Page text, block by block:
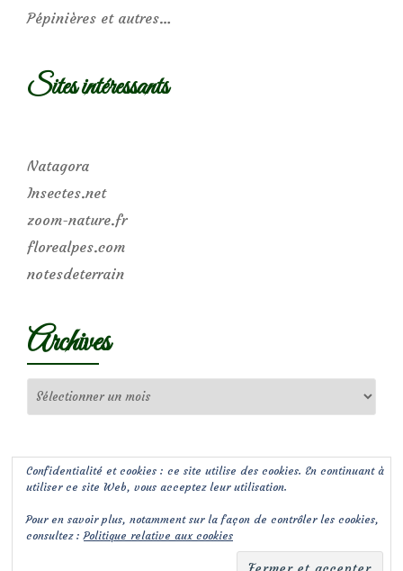
Pépinières et autres…
Sites intéressants
Natagora
Insectes.net
zoom-nature.fr
florealpes.com
notesdeterrain
Archives
Confidentialité et cookies : ce site utilise des cookies. En continuant à
utiliser ce site Web, vous acceptez leur utilisation.
Pour en savoir plus, notamment sur la façon de contrôler les cookies,
consultez :Politique relative aux cookies